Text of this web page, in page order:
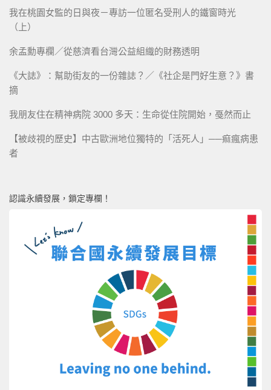
我在桃園女監的日與夜－專訪一位匿名受刑人的鐵窗時光
（上）
余孟勳專欄／從慈濟看台灣公益組織的財務透明
《大誌》：幫助街友的一份雜誌？／《社企是門好生意？》書
摘
我朋友住在精神病院 3000 多天：生命從住院開始，戞然而止
【被歧視的歷史】中古歐洲地位獨特的「活死人」──痲瘋病患
者
認識永續發展，鎖定專欄！